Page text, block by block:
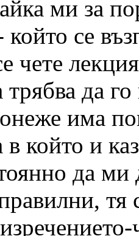
ми за
се
чете
трябва да
има
който и
да ми
тя